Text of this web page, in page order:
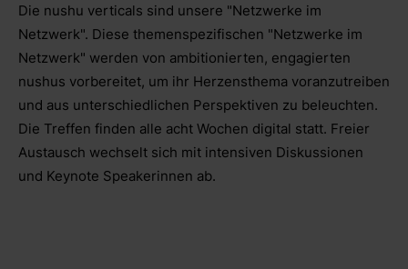
Die nushu verticals sind unsere "Netzwerke im
Netzwerk". Diese themenspezifischen "Netzwerke im
Netzwerk" werden von ambitionierten, engagierten
nushus vorbereitet, um ihr Herzensthema voranzutreiben
und aus unterschiedlichen Perspektiven zu beleuchten.
Die Treffen finden alle acht Wochen digital statt. Freier
Austausch wechselt sich mit intensiven Diskussionen
und Keynote Speakerinnen ab.